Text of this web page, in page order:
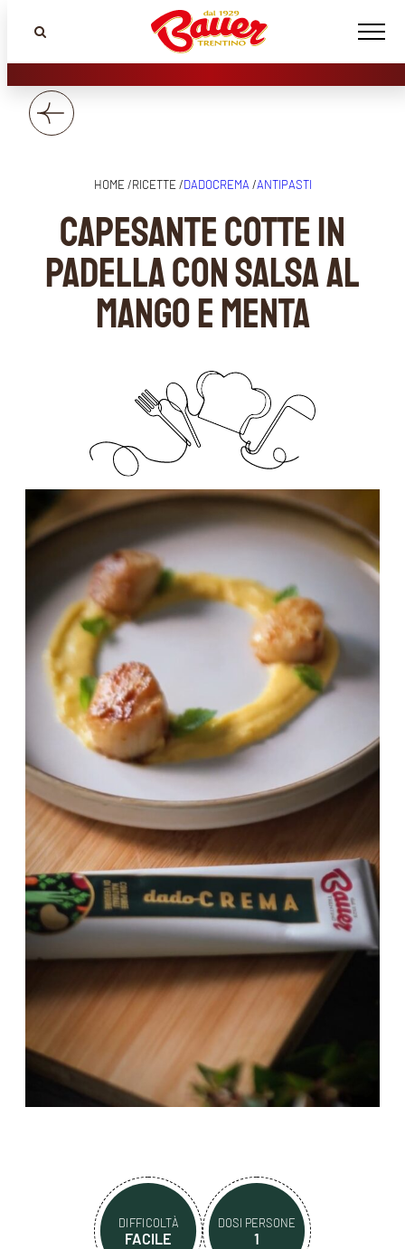
HOME /RICETTE /DADOCREMA /ANTIPASTI
Capesante cotte in
padella con salsa al
mango e menta
DIFFICOLTÀ
FACILE
DOSI PERSONE
1